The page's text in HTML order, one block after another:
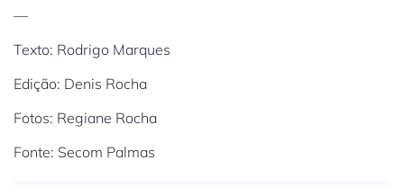
—
Texto: Rodrigo Marques
Edição: Denis Rocha
Fotos: Regiane Rocha
Fonte: Secom Palmas